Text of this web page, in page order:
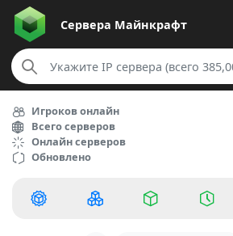
Сервера Майнкрафт
Игроков онлайн
Всего серверов
Онлайн серверов
Обновлено